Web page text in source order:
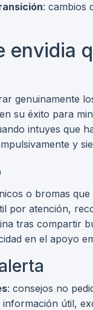
: cambios
envidia
genuinamente
su éxito para
intuyes que
y
o bromas
por atención,
tras compartir
en el apoyo
: consejos no
información útil,